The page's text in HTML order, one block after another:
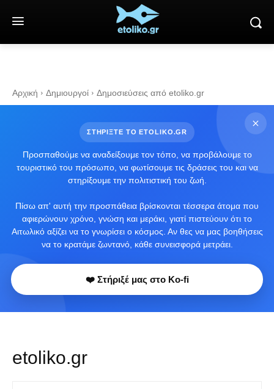
Αρχική Δημιουργοί Δημοσιεύσεις από etoliko.gr
ΣΤΗΡΙΞΤΕ ΤΟ ETOLIKO.GR
Προσπαθούμε να αναδείξουμε τον τόπο, να προβάλουμε το
τουριστικό του πρόσωπο, να φωτίσουμε τις δράσεις του και να
στηρίξουμε την πολιτιστική του ζωή.
Πίσω απ' αυτή την προσπάθεια βρίσκονται τέσσερα άτομα που
αφιερώνουν χρόνο, γνώση και μεράκι, γιατί πιστεύουν ότι το
Αιτωλικό αξίζει να το γνωρίσει ο κόσμος. Αν θες να μας βοηθήσεις
να το κρατάμε ζωντανό, κάθε συνεισφορά μετράει.
❤️ Στήριξέ μας στο Ko-fi
etoliko.gr